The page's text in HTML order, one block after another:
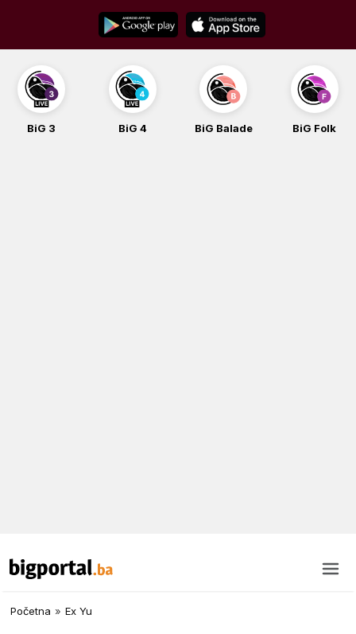
content
BiG 3 BiG 4 BiG Balade BiG Folk
Početna » Ex Yu